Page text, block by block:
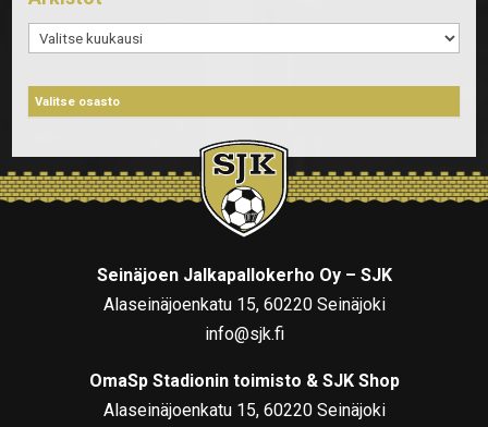
Arkistot
Seinäjoen Jalkapallokerho Oy – SJK
Alaseinäjoenkatu 15, 60220 Seinäjoki
info@sjk.fi
OmaSp Stadionin toimisto & SJK Shop
Alaseinäjoenkatu 15, 60220 Seinäjoki